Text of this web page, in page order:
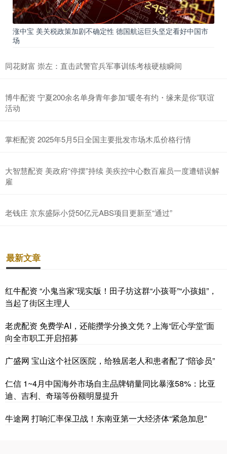
涨中宝 美关税政策加剧不确定性 德国航运巨头坚定看好中国市
场
同花财富 崇左：直击武警官兵军事训练考核硬核瞬间
博牛配资 宁夏200余名单身青年参加“暖冬有约・缘来是你”联谊
活动
掌柜配资 2025年5月5日全国主要批发市场木瓜价格行情
大智慧配资 美政府“停摆”持续 美疾控中心数百雇员一度遭错误解
雇
老钱庄 京东盛际小贷50亿元ABS项目更新至“通过”
最新文章
红牛配资 “小鬼当家”现实版！田子坊这群“小孩哥”“小孩姐”，
当起了街区主理人
老虎配资 免费学AI，还能攒学分换文凭？上海“匠心学堂”面
向全市职工开启招募
广盛网 宝山这个社区医院，给独居老人和患者配了“陪诊员”
仁信 1~4月中国海外市场自主品牌销量同比暴涨58%：比亚
迪、吉利、奇瑞等份额明显提升
牛途网 打响汇率保卫战！东南亚第一大经济体“紧急加息”